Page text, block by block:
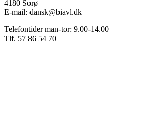
4180 Sorø
E-mail: dansk@biavl.dk
Telefontider man-tor: 9.00-14.00
Tlf. 57 86 54 70